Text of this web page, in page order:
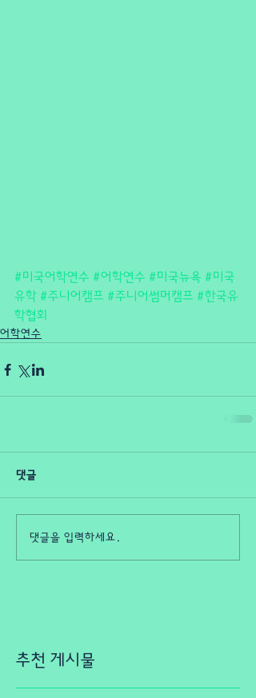
#미국어학연수 #어학연수 #미국뉴욕 #미국
유학 #주니어캠프 #주니어썸머캠프 #한국유
학협회
어학연수
댓글
댓글을 입력하세요.
추천 게시물